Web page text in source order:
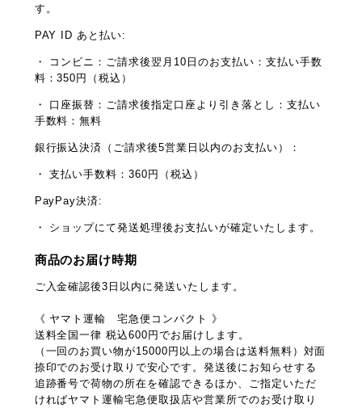
す。
PAY ID あと払い:
・ コンビニ：ご請求後翌月10日のお支払い：支払い手数
料：350円（税込）
・ 口座振替：ご請求後指定口座より引き落とし：支払い
手数料：無料
銀行振込決済（ご請求後5営業日以内のお支払い）：
・ 支払い手数料：360円（税込）
PayPay決済:
・ ショップにて発送処理後お支払いが確定いたします。
商品のお届け時期
ご入金確認後3日以内に発送いたします。
《 ヤマト運輸 宅急便コンパクト 》
送料全国一律 税込600円でお届けします。
（一回のお買い物が15000円以上の場合は送料無料）対面
捺印でのお受け取りで安心です。発送後にお知らせする
追跡番号で荷物の所在を確認できるほか、ご指定いただ
ければヤマト運輸宅急便取扱店や営業所でのお受け取り